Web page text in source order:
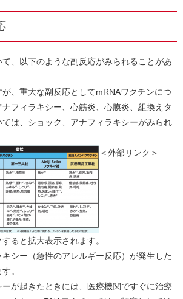
、以下のような副反応がみられることがあ
、重大な副反応としてmRNAワクチンにつ
フィラキシー、心筋炎、心膜炎、組換えタ
は、ショック、アナフィラキシーがみられ
＜外部リンク＞
ると拡大表示されます。
シー（急性のアレルギー反応）が発生した
。
が起きたときには、医療機関ですぐに治療